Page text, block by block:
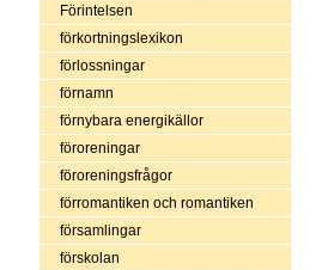
Förintelsen
förkortningslexikon
förlossningar
förnamn
förnybara energikällor
föroreningar
föroreningsfrågor
förromantiken och romantiken
församlingar
förskolan